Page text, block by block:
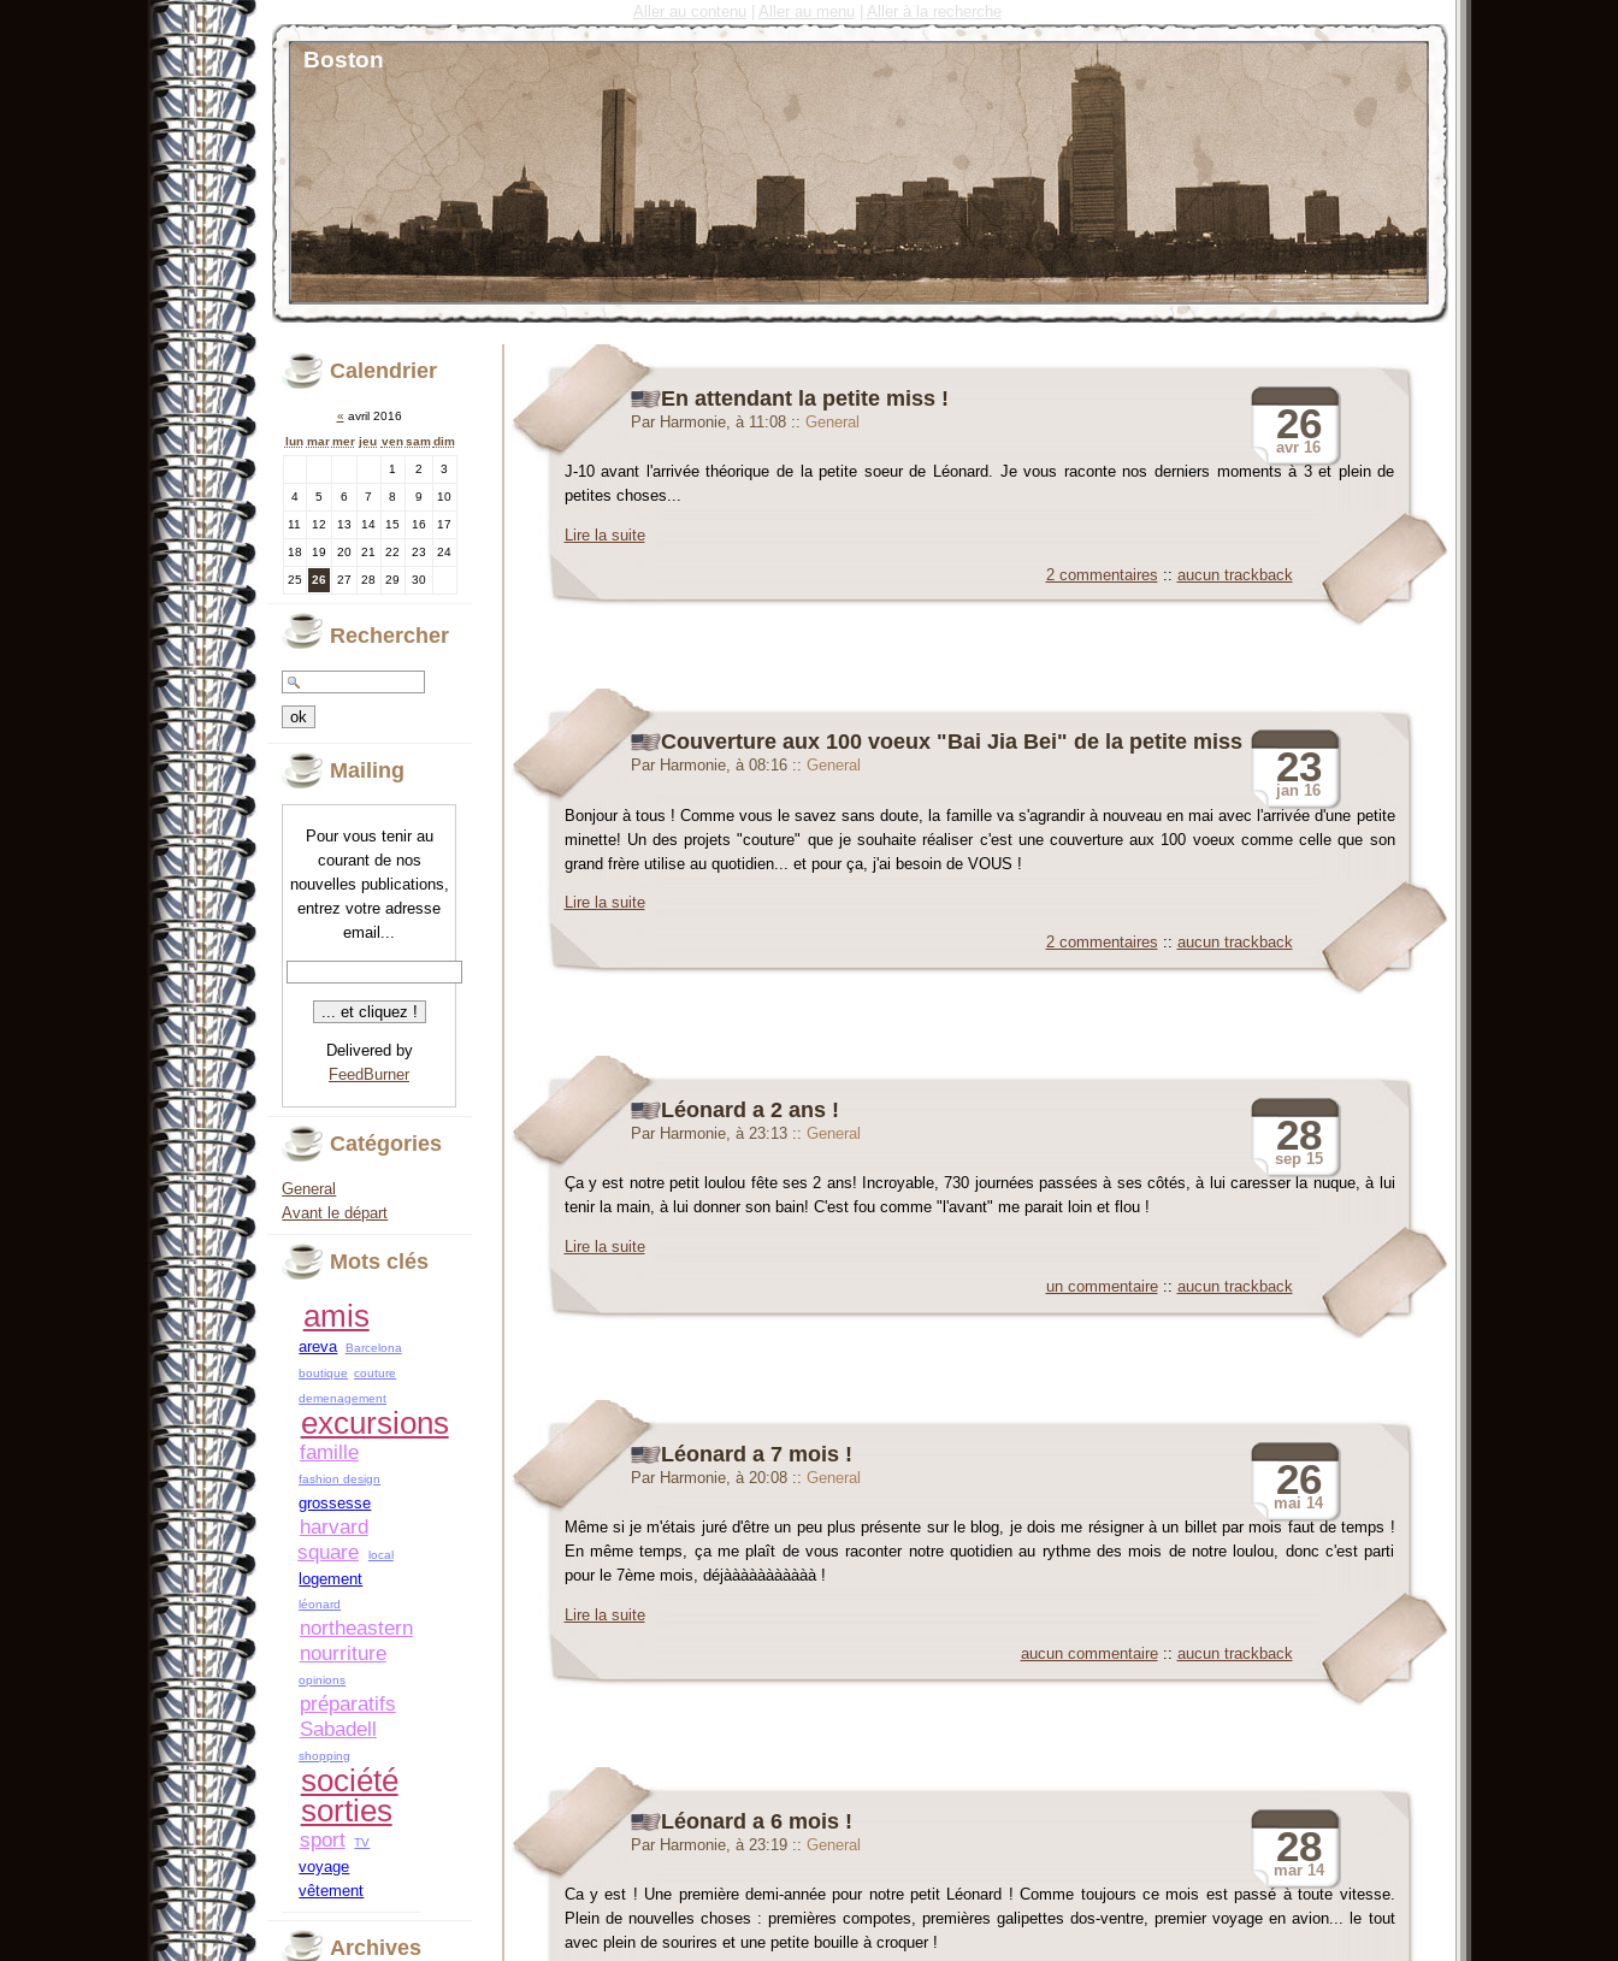
Aller au contenu Aller au menu Aller à la recherche
Boston
Calendrier
« avril 2016
lun mar mer jeu ven sam dim
1 2 3
4 5 6 7 8 9 10
11 12 13 14 15 16 17
18 19 20 21 22 23 24
25 26 27 28 29 30
Rechercher
Mailing
Pour vous tenir au
courant de nos
nouvelles publications,
entrez votre adresse
email...
Delivered by
FeedBurner
Catégories
General
Avant le départ
Mots clés
amis
areva
Barcelona
boutique couture
demenagement
excursions
famille
fashion design
grossesse
harvard
square
local
logement
léonard
northeastern
nourriture
opinions
préparatifs
Sabadell
shopping
société
sorties
sport TV
voyage
vêtement
Archives
En attendant la petite miss !
Par Harmonie, à 11:08 :: General 26
avr 16
J-10 avant l'arrivée théorique de la petite soeur de Léonard. Je vous raconte nos derniers moments à 3 et plein de
petites choses...
Lire la suite
2 commentaires :: aucun trackback
Couverture aux 100 voeux "Bai Jia Bei" de la petite miss
Par Harmonie, à 08:16 :: General 23
jan 16
Bonjour à tous ! Comme vous le savez sans doute, la famille va s'agrandir à nouveau en mai avec l'arrivée d'une petite
minette! Un des projets "couture" que je souhaite réaliser c'est une couverture aux 100 voeux comme celle que son
grand frère utilise au quotidien... et pour ça, j'ai besoin de VOUS !
Lire la suite
2 commentaires :: aucun trackback
Léonard a 2 ans !
Par Harmonie, à 23:13 :: General 28
sep 15
Ça y est notre petit loulou fête ses 2 ans! Incroyable, 730 journées passées à ses côtés, à lui caresser la nuque, à lui
tenir la main, à lui donner son bain! C'est fou comme "l'avant" me parait loin et flou !
Lire la suite
un commentaire :: aucun trackback
Léonard a 7 mois !
Par Harmonie, à 20:08 :: General 26
mai 14
Même si je m'étais juré d'être un peu plus présente sur le blog, je dois me résigner à un billet par mois faut de temps !
En même temps, ça me plaît de vous raconter notre quotidien au rythme des mois de notre loulou, donc c'est parti
pour le 7ème mois, déjààààààààààà !
Lire la suite
aucun commentaire :: aucun trackback
Léonard a 6 mois !
Par Harmonie, à 23:19 :: General 28
mar 14
Ca y est ! Une première demi-année pour notre petit Léonard ! Comme toujours ce mois est passé à toute vitesse.
Plein de nouvelles choses : premières compotes, premières galipettes dos-ventre, premier voyage en avion... le tout
avec plein de sourires et une petite bouille à croquer !